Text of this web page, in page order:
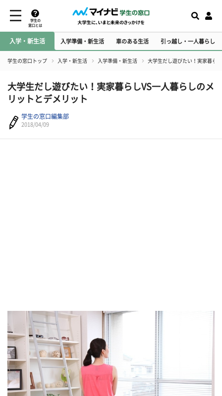
学生の
窓口とは
入学・新生活 入学準備・新生活 車のある生活 引っ越し・一人暮らし
学生の窓口トップ 入学・新生活 入学準備・新生活 大学生だし遊びたい！実家暮ら
大学生だし遊びたい！実家暮らしVS一人暮らしのメ
リットとデメリット
学生の窓口編集部
2018/04/09